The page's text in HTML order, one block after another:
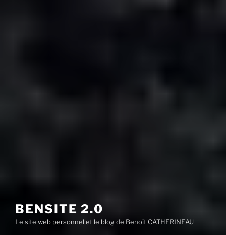
BENSITE 2.0
Le site web personnel et le blog de Benoît CATHERINEAU